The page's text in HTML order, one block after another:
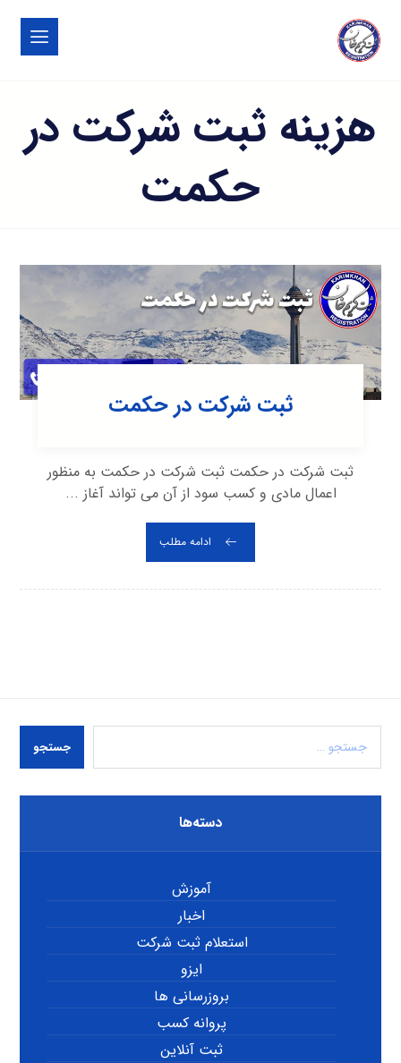
هزینه ثبت شرکت در
حکمت
ثبت شرکت در حکمت
ثبت شرکت در حکمت ثبت شرکت در حکمت به منظور
اعمال مادی و کسب سود از آن می تواند آغاز ...
ادامه مطلب
جستجو
دسته‌ها
آموزش
اخبار
استعلام ثبت شرکت
ایزو
بروزرسانی ها
پروانه کسب
ثبت آنلاین